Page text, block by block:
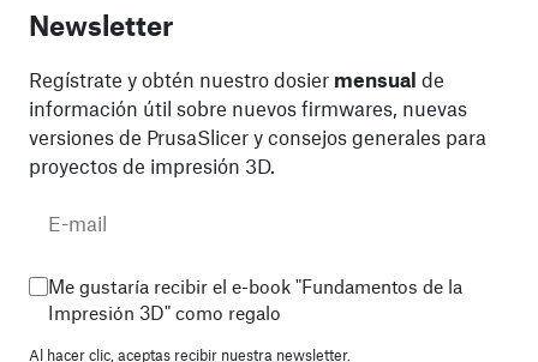
Newsletter
Regístrate y obtén nuestro dosier mensual de
información útil sobre nuevos firmwares, nuevas
versiones de PrusaSlicer y consejos generales para
proyectos de impresión 3D.
Me gustaría recibir el e-book "Fundamentos de la
Impresión 3D" como regalo
Al hacer clic, aceptas recibir nuestra newsletter.